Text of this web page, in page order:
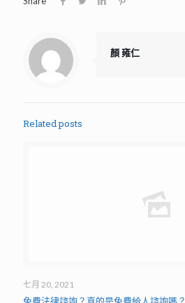
顏 雍仁
Related posts
七月 20, 2021